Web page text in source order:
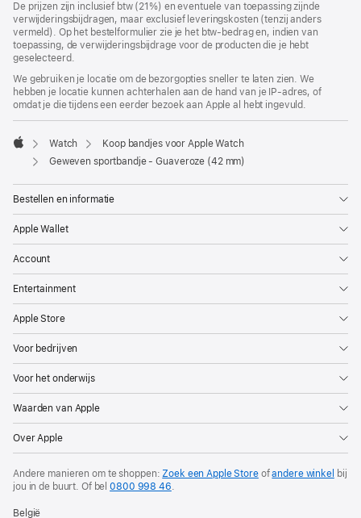
De prijzen zijn inclusief btw (21%) en eventuele van toepassing zijnde
verwijderingsbijdragen, maar exclusief leveringskosten (tenzij anders
vermeld). Op het bestelformulier zie je het btw-bedrag en, indien van
toepassing, de verwijderingsbijdrage voor de producten die je hebt
geselecteerd.
We gebruiken je locatie om de bezorgopties sneller te laten zien. We
hebben je locatie kunnen achterhalen aan de hand van je IP-adres, of
omdat je die tijdens een eerder bezoek aan Apple al hebt ingevuld.
Apple
Watch
Koop bandjes voor Apple Watch
Geweven sportbandje - Guaveroze (42 mm)
Bestellen en informatie
Apple Wallet
Account
Entertainment
Apple Store
Voor bedrijven
Voor het onderwijs
Waarden van Apple
Over Apple
Andere manieren om te shoppen: Zoek een Apple Storeofandere winkel bij
jou in de buurt. Of bel0800 998 46
België